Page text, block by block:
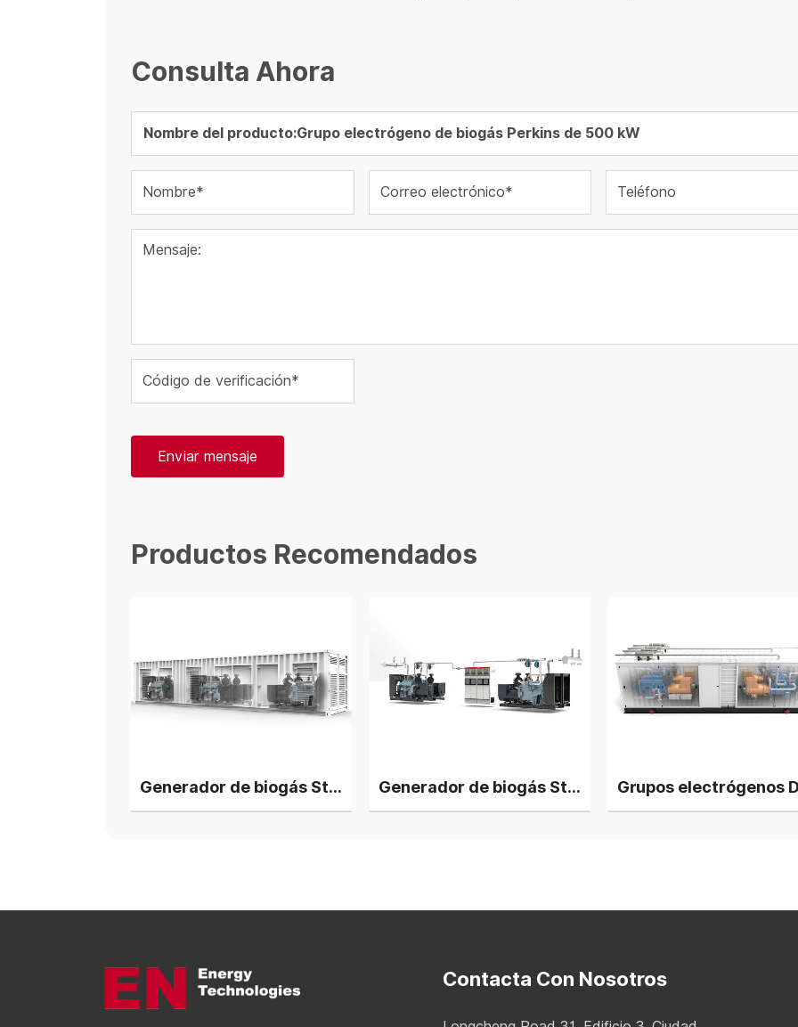
Consulta Ahora
Nombre* Correo electrónico* Teléfono
Mensaje:
Código de verificación*
Enviar mensaje
Productos Recomendados
Generador de biogás Steyr de 750 kW, 3 unidades en planta de energía en paralelo Generador de biogás Steyr T12 de 1000 kW, 4 unidades en paralelo
Contacta Con Nosotros